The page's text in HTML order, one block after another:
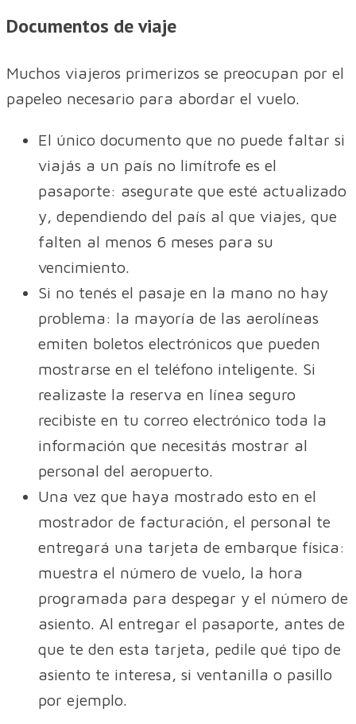
Documentos de viaje
Muchos viajeros primerizos se preocupan por el
papeleo necesario para abordar el vuelo.
El único documento que no puede faltar si
viajás a un país no limítrofe es el
pasaporte: asegurate que esté actualizado
y, dependiendo del país al que viajes, que
falten al menos 6 meses para su
vencimiento.
Si no tenés el pasaje en la mano no hay
problema: la mayoría de las aerolíneas
emiten boletos electrónicos que pueden
mostrarse en el teléfono inteligente. Si
realizaste la reserva en línea seguro
recibiste en tu correo electrónico toda la
información que necesitás mostrar al
personal del aeropuerto.
Una vez que haya mostrado esto en el
mostrador de facturación, el personal te
entregará una tarjeta de embarque física:
muestra el número de vuelo, la hora
programada para despegar y el número de
asiento. Al entregar el pasaporte, antes de
que te den esta tarjeta, pedile qué tipo de
asiento te interesa, si ventanilla o pasillo
por ejemplo.